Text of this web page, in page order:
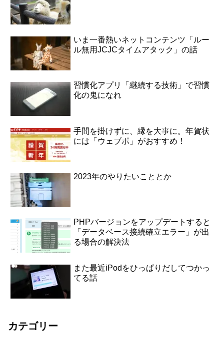
いま一番熱いネットコンテンツ「ルー
ル無用JCJCタイムアタック」の話
習慣化アプリ「継続する技術」で習慣
化の鬼になれ
手間を掛けずに、縁を大事に。年賀状
には「ウェブポ」がおすすめ！
2023年のやりたいこととか
PHPバージョンをアップデートすると
「データベース接続確立エラー」が出
る場合の解決法
また最近iPodをひっぱりだしてつかっ
てる話
カテゴリー